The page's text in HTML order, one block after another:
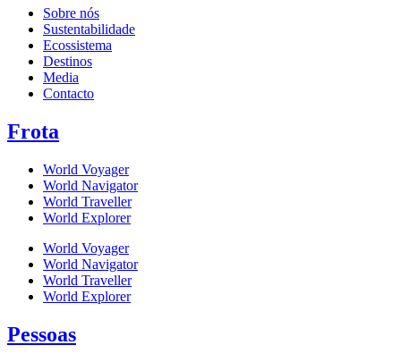
Sobre nós
Sustentabilidade
Ecossistema
Destinos
Media
Contacto
Frota
World Voyager
World Navigator
World Traveller
World Explorer
World Voyager
World Navigator
World Traveller
World Explorer
Pessoas